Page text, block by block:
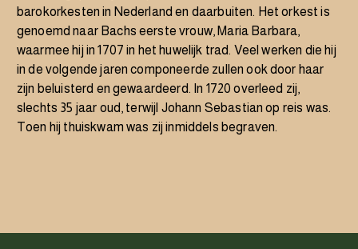
barokorkesten in Nederland en daarbuiten. Het orkest is
genoemd naar Bachs eerste vrouw, Maria Barbara,
waarmee hij in 1707 in het huwelijk trad. Veel werken die hij
in de volgende jaren componeerde zullen ook door haar
zijn beluisterd en gewaardeerd. In 1720 overleed zij,
slechts 35 jaar oud, terwijl Johann Sebastian op reis was.
Toen hij thuiskwam was zij inmiddels begraven.